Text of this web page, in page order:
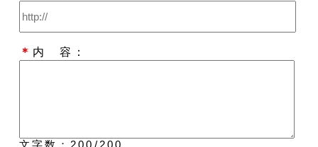
＊ 内 容：
文字数： 200 /200